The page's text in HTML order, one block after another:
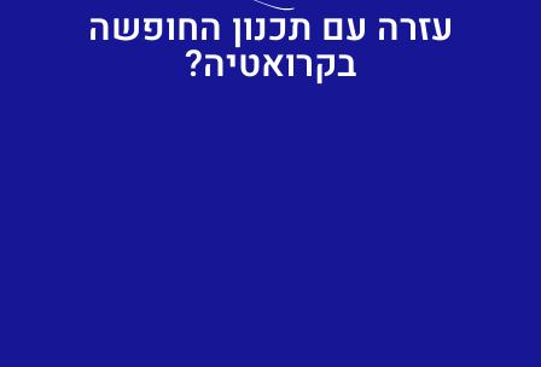
עזרה עם תכנון החופשה
בקרואטיה?